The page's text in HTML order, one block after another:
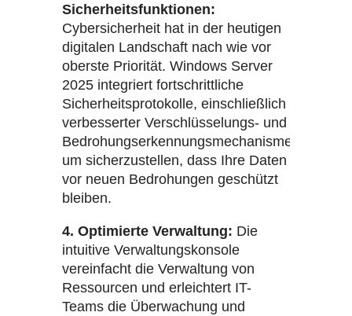
Sicherheitsfunktionen:
Cybersicherheit hat in der heutigen
digitalen Landschaft nach wie vor
oberste Priorität. Windows Server
2025 integriert fortschrittliche
Sicherheitsprotokolle, einschließlich
verbesserter Verschlüsselungs- und
Bedrohungserkennungsmechanismen,
um sicherzustellen, dass Ihre Daten
vor neuen Bedrohungen geschützt
bleiben.
4. Optimierte Verwaltung: Die
intuitive Verwaltungskonsole
vereinfacht die Verwaltung von
Ressourcen und erleichtert IT-
Teams die Überwachung und